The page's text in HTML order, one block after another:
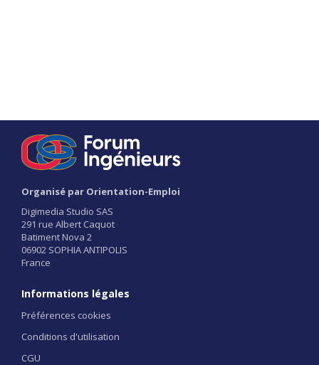
Organisé par Orientation-Emploi
Digimedia Studio SAS
291 rue Albert Caquot
Batiment Nova 2
06902 SOPHIA ANTIPOLIS
France
Informations légales
Préférences cookies
Conditions d'utilisation
CGU